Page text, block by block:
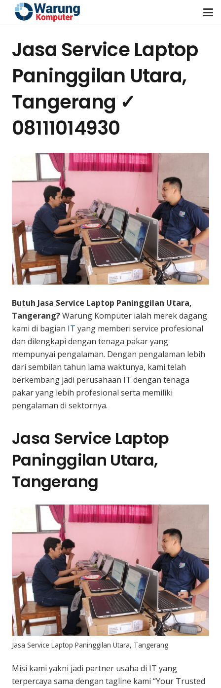
Jasa Service Laptop
Paninggilan Utara,
Tangerang ✓
08111014930
Butuh Jasa Service Laptop Paninggilan Utara,
Tangerang?Warung Komputer ialah merek dagang
kami di bagian IT yang memberi service profesional
dan dilengkapi dengan tenaga pakar yang
mempunyai pengalaman. Dengan pengalaman lebih
dari sembilan tahun lama waktunya, kami telah
berkembang jadi perusahaan IT dengan tenaga
pakar yang lebih profesional serta memiliki
pengalaman di sektornya.
Jasa Service Laptop
Paninggilan Utara,
Tangerang
Jasa Service Laptop Paninggilan Utara, Tangerang
Misi kami yakni jadi partner usaha di IT yang
terpercaya sama dengan tagline kami “Your Trusted